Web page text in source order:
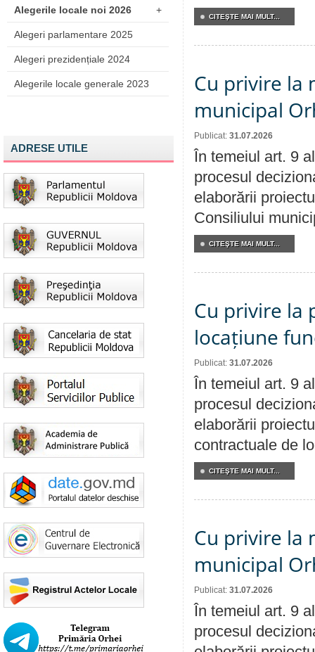
Alegerile locale noi 2026 +
Alegeri parlamentare 2025
Alegeri prezidențiale 2024
Alegerile locale generale 2023
ADRESE UTILE
CITEŞTE MAI MULT...
Cu privire la
municipal
Publicat: 31.07.2026
În temeiul art. 9
procesul
elaborării
Consiliului
CITEŞTE MAI MULT...
Cu privire la
locațiune
Publicat: 31.07.2026
În temeiul art. 9
procesul
elaborării
contractuale de
CITEŞTE MAI MULT...
Cu privire la
municipal
Publicat: 31.07.2026
În temeiul art. 9
procesul